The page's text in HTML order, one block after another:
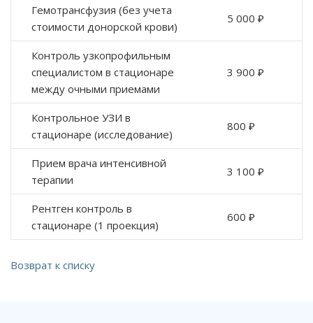
Гемотрансфузия (без учета
стоимости донорской крови)
5 000 ₽
Контроль узкопрофильным
специалистом в стационаре
между очными приемами
3 900 ₽
Контрольное УЗИ в
стационаре (исследование)
800 ₽
Прием врача интенсивной
терапии
3 100 ₽
Рентген контроль в
стационаре (1 проекция)
600 ₽
Возврат к списку